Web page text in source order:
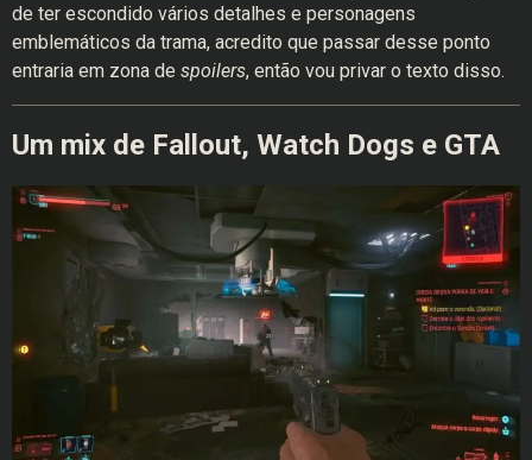
de ter escondido vários detalhes e personagens
emblemáticos da trama, acredito que passar desse ponto
entraria em zona de spoilers, então vou privar o texto disso.
Um mix de Fallout, Watch Dogs e GTA